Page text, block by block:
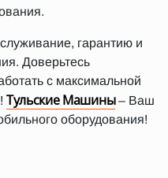
гарантию и
Доверьтесь
с максимальной
Тульские Машины– Ваш
оборудования!